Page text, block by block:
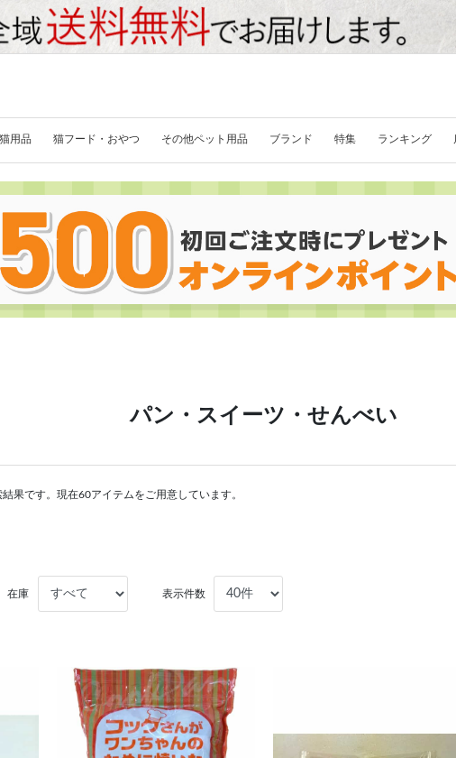
猫用品 猫フード・おやつ その他ペット用品 ブランド 特集 ランキング
パン・スイーツ・せんべい
果です。現在60アイテムをご用意しています。
在庫 表示件数